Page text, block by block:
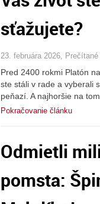
sťažujete?
23. februára 2026, Prečítané
Pred 2400 rokmi Platón
ste stáli v rade a vyberali
peňazí. A najhoršie na
Pokračovanie článku
Odmietli
pomsta: